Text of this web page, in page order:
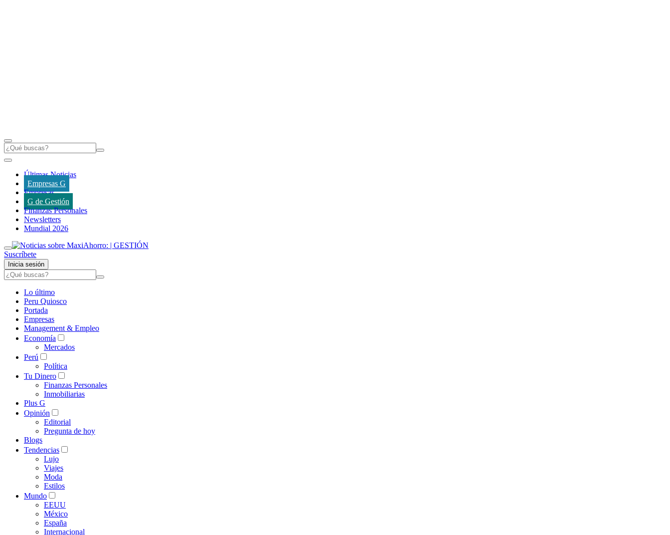
Últimas Noticias
Empresas G
Empresas
G de Gestión
Finanzas Personales
Newsletters
Mundial 2026
Suscríbete
Inicia sesión
Lo último
Peru Quiosco
Portada
Empresas
Management & Empleo
Economía
Mercados
Perú
Política
Tu Dinero
Finanzas Personales
Inmobiliarias
Plus G
Opinión
Editorial
Pregunta de hoy
Blogs
Tendencias
Lujo
Viajes
Moda
Estilos
Mundo
EEUU
México
España
Internacional